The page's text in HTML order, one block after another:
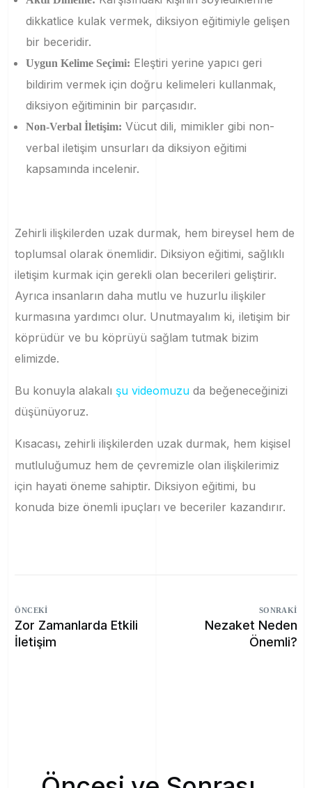
dikkatlice kulak vermek, diksiyon eğitimiyle gelişen
bir beceridir.
Uygun Kelime Seçimi: Eleştiri yerine yapıcı geri
bildirim vermek için doğru kelimeleri kullanmak,
diksiyon eğitiminin bir parçasıdır.
Non-Verbal İletişim: Vücut dili, mimikler gibi non-
verbal iletişim unsurları da diksiyon eğitimi
kapsamında incelenir.
Zehirli ilişkilerden uzak durmak, hem bireysel hem de
toplumsal olarak önemlidir. Diksiyon eğitimi, sağlıklı
iletişim kurmak için gerekli olan becerileri geliştirir.
Ayrıca insanların daha mutlu ve huzurlu ilişkiler
kurmasına yardımcı olur. Unutmayalım ki, iletişim bir
köprüdür ve bu köprüyü sağlam tutmak bizim
elimizde.
Bu konuyla alakalı şu videomuzuda beğeneceğinizi
düşünüyoruz.
Kısacası, zehirli ilişkilerden uzak durmak, hem kişisel
mutluluğumuz hem de çevremizle olan ilişkilerimiz
için hayati öneme sahiptir. Diksiyon eğitimi, bu
konuda bize önemli ipuçları ve beceriler kazandırır.
ÖNCEKI
Zor Zamanlarda Etkili
İletişim
SONRAKI
Nezaket Neden
Önemli?